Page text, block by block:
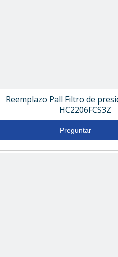
Reemplazo Pall Filtro de
HC2206FCS3Z
Preguntar